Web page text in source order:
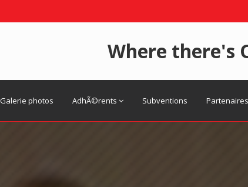
Where there's
Galerie photos AdhÃ©rents Subventions Partenaires